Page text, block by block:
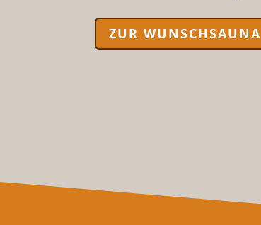
ZUR WUNSCHSAUNA